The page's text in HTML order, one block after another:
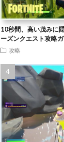
10秒間、高い茂みに
ーズンクエスト攻略ガ
攻略